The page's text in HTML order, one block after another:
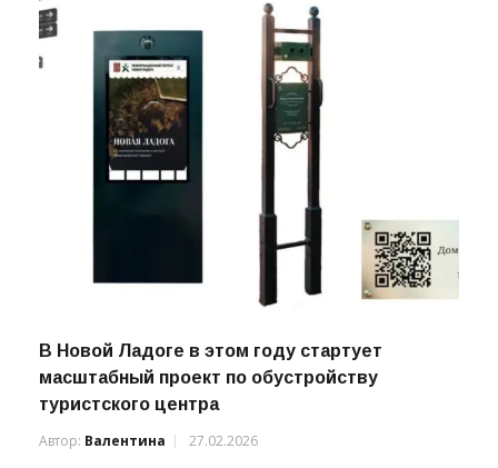
Автор:
29.11.2021
В Новой Ладоге в этом году стартует
туристского центра